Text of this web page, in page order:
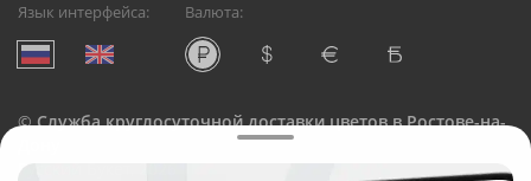
Язык интерфейса: Валюта:
©Служба круглосуточной доставки цветов в Ростове-на-
Русский Букет, 2026